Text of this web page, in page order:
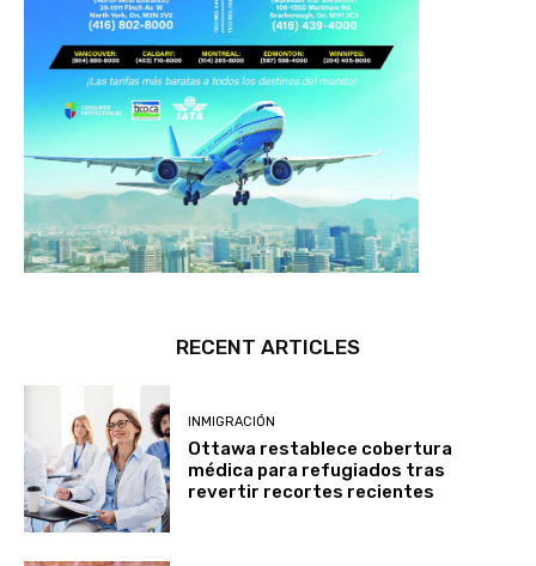
RECENT ARTICLES
INMIGRACIÓN
Ottawa restablece cobertura
médica para refugiados tras
revertir recortes recientes